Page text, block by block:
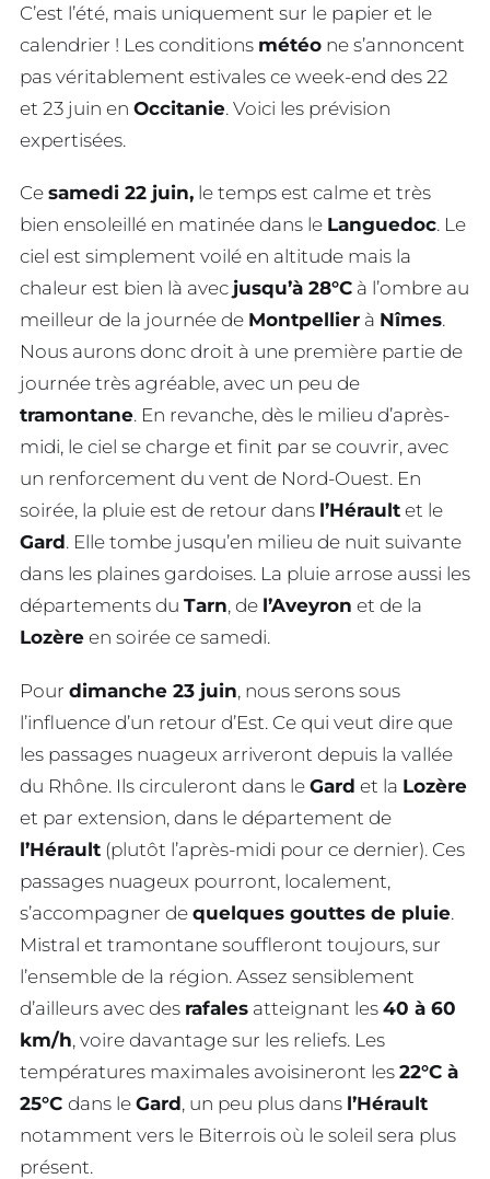
C’est l’été, mais uniquement sur le papier et le
calendrier ! Les conditions météo ne s’annoncent
pas véritablement estivales ce week-end des 22
et 23 juin en Occitanie. Voici les prévision
expertisées.
Ce samedi 22 juin, le temps est calme et très
bien ensoleillé en matinée dans le Languedoc. Le
ciel est simplement voilé en altitude mais la
chaleur est bien là avec jusqu’à 28°C à l’ombre au
meilleur de la journée de Montpellier à Nîmes.
Nous aurons donc droit à une première partie de
journée très agréable, avec un peu de
tramontane. En revanche, dès le milieu d’après-
midi, le ciel se charge et finit par se couvrir, avec
un renforcement du vent de Nord-Ouest. En
soirée, la pluie est de retour dans l’Hérault et le
Gard. Elle tombe jusqu’en milieu de nuit suivante
dans les plaines gardoises. La pluie arrose aussi les
départements du Tarn, de l’Aveyron et de la
Lozère en soirée ce samedi.
Pour dimanche 23 juin, nous serons sous
l’influence d’un retour d’Est. Ce qui veut dire que
les passages nuageux arriveront depuis la vallée
du Rhône. Ils circuleront dans le Gard et la Lozère
et par extension, dans le département de
l’Hérault (plutôt l’après-midi pour ce dernier). Ces
passages nuageux pourront, localement,
s’accompagner de quelques gouttes de pluie.
Mistral et tramontane souffleront toujours, sur
l’ensemble de la région. Assez sensiblement
d’ailleurs avec des rafales atteignant les 40 à 60
km/h, voire davantage sur les reliefs. Les
températures maximales avoisineront les 22°C à
25°C dans le Gard, un peu plus dans l’Hérault
notamment vers le Biterrois où le soleil sera plus
présent.